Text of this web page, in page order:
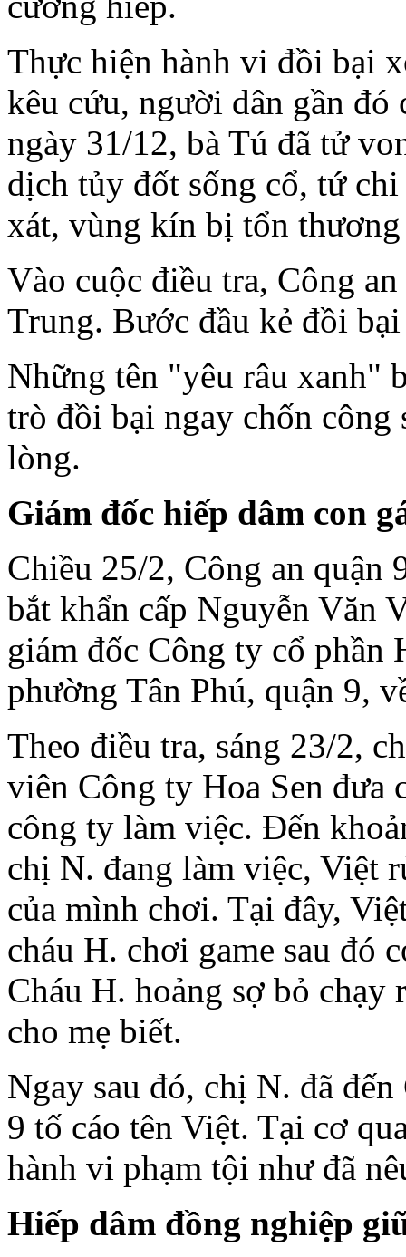
Thực hiện hành vi đồi bại
kêu cứu, người dân gần đó
ngày 31/12, bà Tú đã tử
dịch tủy đốt sống cổ, tứ
xát, vùng kín bị tổn thương
Vào cuộc điều tra, Công
Trung. Bước đầu kẻ đồi
Những tên "yêu râu xanh"
trò đồi bại ngay chốn công
lòng.
Giám đốc hiếp dâm con
Chiều 25/2, Công an
bắt khẩn cấp Nguyễn Văn
giám đốc Công ty cổ phần
phường Tân Phú, quận 9,
Theo điều tra, sáng 23/2,
viên Công ty Hoa Sen đưa
công ty làm việc. Đến
chị N. đang làm việc, Việt
của mình chơi. Tại đây,
cháu H. chơi game sau đó
Cháu H. hoảng sợ bỏ chạy
cho mẹ biết.
Ngay sau đó, chị N. đã
9 tố cáo tên Việt. Tại cơ
hành vi phạm tội như đã
Hiếp dâm đồng nghiệp gi